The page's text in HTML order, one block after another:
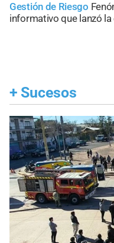
Gestión de Riesgo
informativo que lanzó
+ Sucesos